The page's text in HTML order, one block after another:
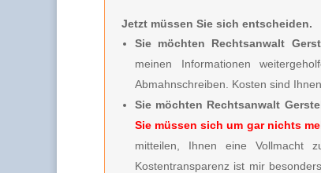
Jetzt müssen Sie sich entscheiden.
Sie möchten Rechtsanwalt
meinen Informationen
Abmahnschreiben. Kosten sind Ihnen
Sie möchten Rechtsanwalt
Sie müssen sich um gar nichts
mitteilen, Ihnen eine Vollmacht
Kostentransparenz ist mir